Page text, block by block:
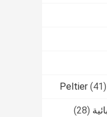
(41)
(28)